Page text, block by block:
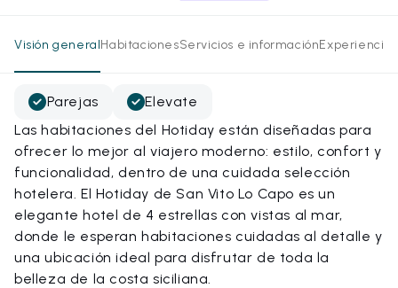
Visión generalHabitacionesServicios e informaciónExperiencias
Parejas
Elevate
Las habitaciones del Hotiday están diseñadas para
ofrecer lo mejor al viajero moderno: estilo, confort y
funcionalidad, dentro de una cuidada selección
hotelera. El Hotiday de San Vito Lo Capo es un
elegante hotel de 4 estrellas con vistas al mar,
donde le esperan habitaciones cuidadas al detalle y
una ubicación ideal para disfrutar de toda la
belleza de la costa siciliana.